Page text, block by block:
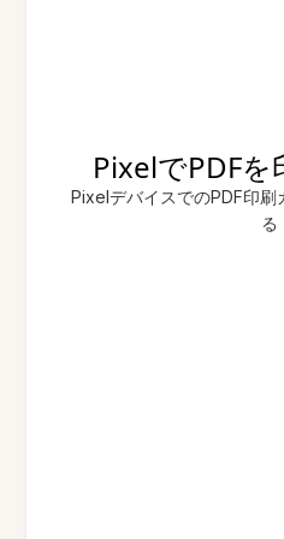
PixelでPDF
PixelデバイスでのPDF印
る